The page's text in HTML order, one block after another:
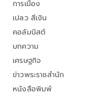
การเมือง
เปลว สีเงิน
คอลัมนิสต์
บทความ
เศรษฐกิจ
ข่าวพระราชสำนัก
หนังสือพิมพ์